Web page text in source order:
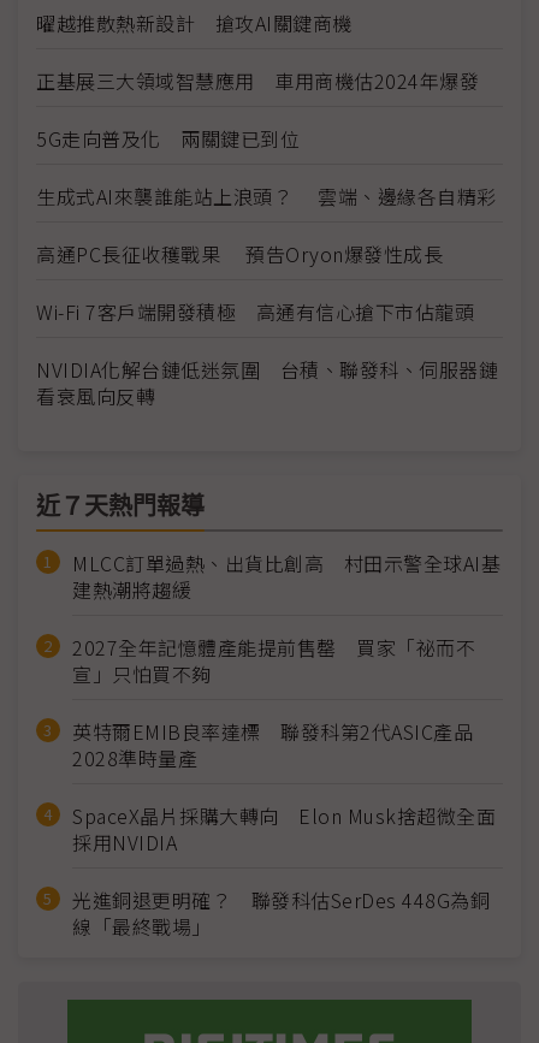
曜越推散熱新設計 搶攻AI關鍵商機
正基展三大領域智慧應用 車用商機估2024年爆發
5G走向普及化 兩關鍵已到位
生成式AI來襲誰能站上浪頭？ 雲端、邊緣各自精彩
高通PC長征收穫戰果 預告Oryon爆發性成長
Wi-Fi 7客戶端開發積極 高通有信心搶下市佔龍頭
NVIDIA化解台鏈低迷氛圍 台積、聯發科、伺服器鏈
看衰風向反轉
近７天熱門報導
MLCC訂單過熱、出貨比創高 村田示警全球AI基
建熱潮將趨緩
2027全年記憶體產能提前售罄 買家「祕而不
宣」只怕買不夠
英特爾EMIB良率達標 聯發科第2代ASIC產品
2028準時量產
SpaceX晶片採購大轉向 Elon Musk捨超微全面
採用NVIDIA
光進銅退更明確？ 聯發科估SerDes 448G為銅
線「最終戰場」